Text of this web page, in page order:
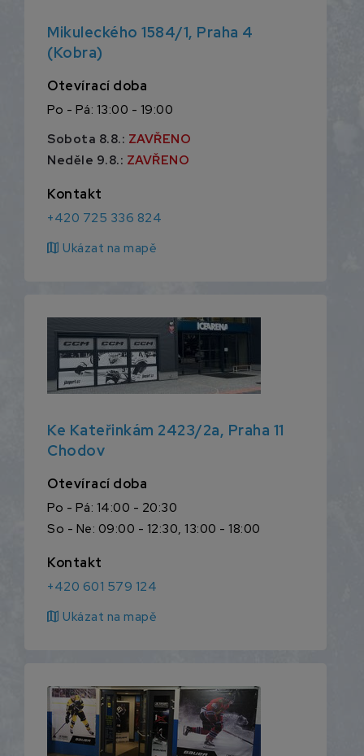
Mikuleckého 1584/1, Praha 4
(Kobra)
Otevírací doba
Po - Pá: 13:00 - 19:00
Sobota 8.8.: ZAVŘENO
Neděle 9.8.: ZAVŘENO
Kontakt
+420 725 336 824
map Ukázat na mapě
Ke Kateřinkám 2423/2a, Praha 11
Chodov
Otevírací doba
Po - Pá: 14:00 - 20:30
So - Ne: 09:00 - 12:30, 13:00 - 18:00
Kontakt
+420 601 579 124
map Ukázat na mapě